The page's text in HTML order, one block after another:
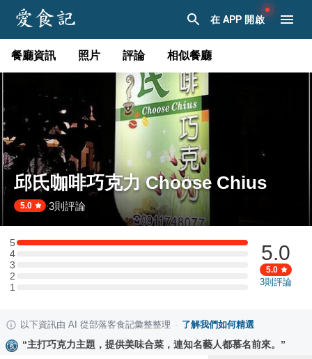
在 APP 開啟
餐廳資訊 照片 評論 相似餐廳
邱氏咖啡巧克力 Choose Chius
5.0 ·3則評論
5
5 星：1 則評論
4
4 星：0 則評論
3
3 星：0 則評論
2
2 星：0 則評論
11 星：0 則評論
5.0
5.0
3則評論
以下資訊由 AI 從部落客食記彙整整理 · 了解我們如何精選
“主打巧克力主題，提供美味合菜，連知名藝人都慕名前來。 ”